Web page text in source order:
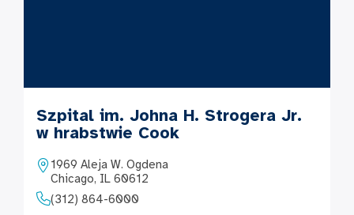
Szpital im. Johna H. Strogera Jr.
w hrabstwie Cook
1969 Aleja W. Ogdena
Chicago, IL 60612
(312) 864-6000